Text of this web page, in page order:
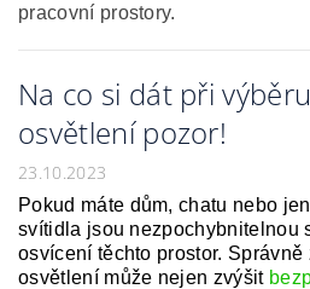
pracovní prostory.
Na co si dát při
osvětlení pozor!
23.10.2023
Pokud máte dům, chatu nebo
svítidla jsou nezpochybnitelnou
osvícení těchto prostor.
osvětlení může nejen zvýšit